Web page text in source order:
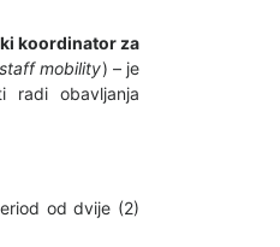
koordinator za
mobility) – je
radi obavljanja
od dvije (2)